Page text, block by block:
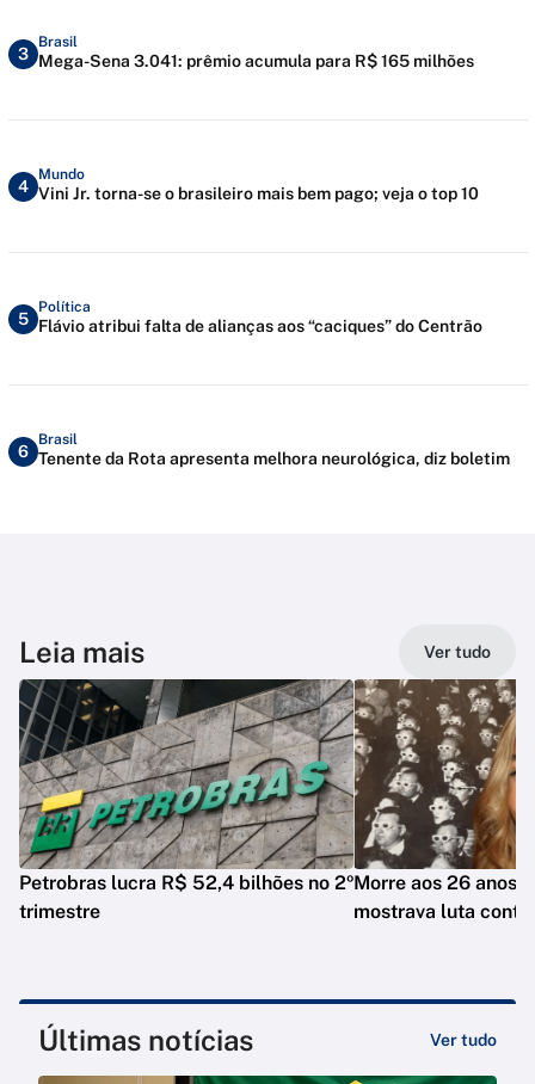
3
Brasil
Mega-Sena 3.041: prêmio acumula para R$ 165 milhões
4
Mundo
Vini Jr. torna-se o brasileiro mais bem pago; veja o top 10
5
Política
Flávio atribui falta de alianças aos “caciques” do Centrão
6
Brasil
Tenente da Rota apresenta melhora neurológica, diz boletim
Leia mais Ver tudo
Petrobras lucra R$ 52,4 bilhões no 2º
trimestre
Morre aos 26 anos
mostrava luta
Últimas notícias Ver tudo